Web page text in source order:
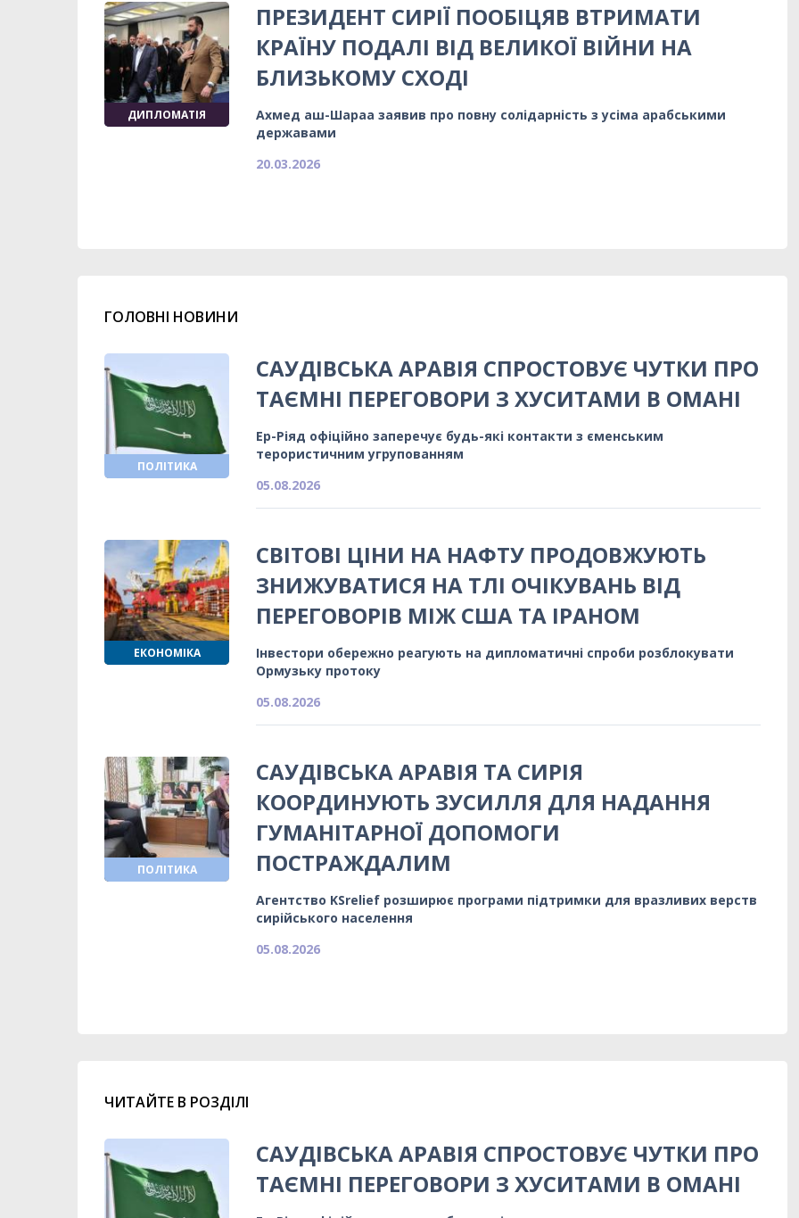
ДИПЛОМАТІЯ
ПРЕЗИДЕНТ СИРІЇ ПООБІЦЯВ ВТРИМАТИ
КРАЇНУ ПОДАЛІ ВІД ВЕЛИКОЇ ВІЙНИ НА
БЛИЗЬКОМУ СХОДІ
Ахмед аш-Шараа заявив про повну солідарність з усіма арабськими
державами
20.03.2026
ГОЛОВНІ НОВИНИ
ПОЛІТИКА
САУДІВСЬКА АРАВІЯ СПРОСТОВУЄ ЧУТКИ ПРО
ТАЄМНІ ПЕРЕГОВОРИ З ХУСИТАМИ В ОМАНІ
Ер-Ріяд офіційно заперечує будь-які контакти з єменським
терористичним угрупованням
05.08.2026
ЕКОНОМІКА
СВІТОВІ ЦІНИ НА НАФТУ ПРОДОВЖУЮТЬ
ЗНИЖУВАТИСЯ НА ТЛІ ОЧІКУВАНЬ ВІД
ПЕРЕГОВОРІВ МІЖ США ТА ІРАНОМ
Інвестори обережно реагують на дипломатичні спроби розблокувати
Ормузьку протоку
05.08.2026
ПОЛІТИКА
САУДІВСЬКА АРАВІЯ ТА СИРІЯ
КООРДИНУЮТЬ ЗУСИЛЛЯ ДЛЯ НАДАННЯ
ГУМАНІТАРНОЇ ДОПОМОГИ
ПОСТРАЖДАЛИМ
Агентство KSrelief розширює програми підтримки для вразливих верств
сирійського населення
05.08.2026
ЧИТАЙТЕ В РОЗДІЛІ
САУДІВСЬКА АРАВІЯ СПРОСТОВУЄ ЧУТКИ ПРО
ТАЄМНІ ПЕРЕГОВОРИ З ХУСИТАМИ В ОМАНІ